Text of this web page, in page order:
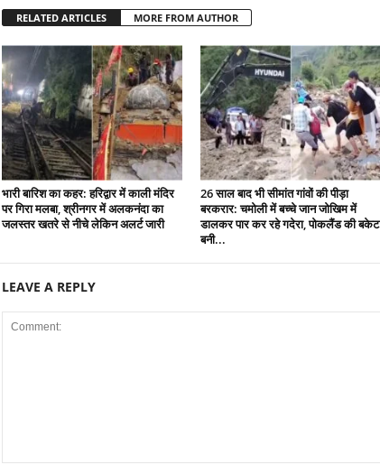
RELATED ARTICLES MORE FROM AUTHOR
भारी बारिश का कहर: हरिद्वार में काली मंदिर
पर गिरा मलबा, श्रीनगर में अलकनंदा का
जलस्तर खतरे से नीचे लेकिन अलर्ट जारी
26 साल बाद भी सीमांत गांवों की पीड़ा
बरकरार: चमोली में बच्चे जान जोखिम में
डालकर पार कर रहे गदेरा, पोकलैंड की बकेट
बनी...
LEAVE A REPLY